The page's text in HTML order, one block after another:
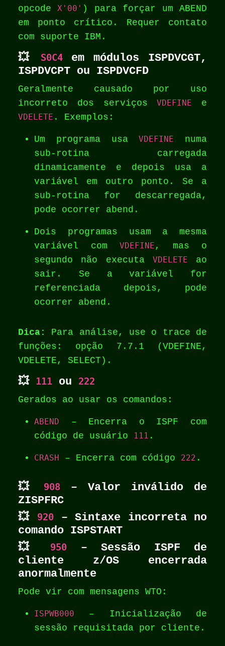
opcodeX'00' ) para forçar um ABEND
em ponto crítico. Requer contato
com suporte IBM.
💥 S0C4em módulos ISPDVCGT,
ISPDVCPT ou ISPDVCFD
Geralmente causado por uso
incorreto dos serviçosVDEFINE e
VDELETE . Exemplos:
Um programa usaVDEFINE numa
sub-rotina carregada
dinamicamente e depois usa a
variável em outro ponto. Se a
sub-rotina for descarregada,
pode ocorrer abend.
Dois programas usam a mesma
variável com VDEFINE , mas o
segundo não executa VDELETE ao
sair. Se a variável for
referenciada depois, pode
ocorrer abend.
Dica:
Para análise, use o trace de
funções: opção 7.7.1 (VDEFINE,
VDELETE, SELECT).
💥 111 ou 222
Gerados ao usar os comandos:
ABEND – Encerra o ISPF com
código de usuário
111 .
CRASH – Encerra com código 222 .
💥 908 – Valor inválido de
ZISPFRC
💥
920 – Sintaxe incorreta no
comando ISPSTART
💥
950 – Sessão ISPF de
cliente z/OS encerrada
anormalmente
Pode vir com mensagens WTO:
ISPWB000 – Inicialização de
sessão requisitada por cliente.